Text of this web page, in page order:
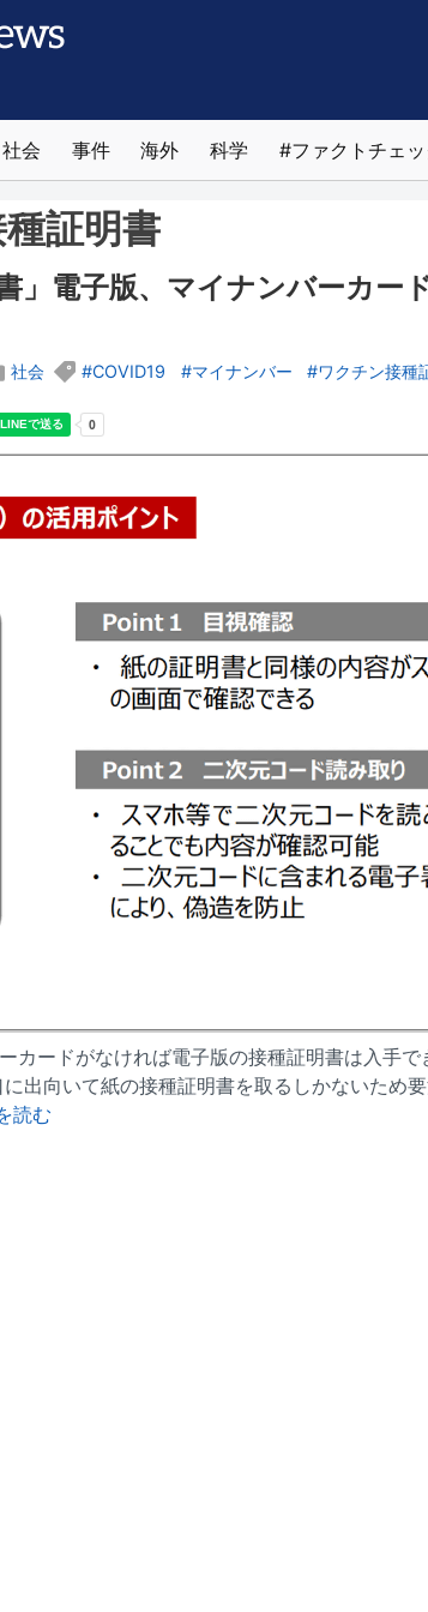
社会 事件 海外 科学 ファクトチェッ
証明書
」電子版、マイナンバーカー
社会 COVID19 マイナンバー ワクチン接種
カードがなければ電子版の接種証明書は入手で
出向いて紙の接種証明書を取るしかないため
読む